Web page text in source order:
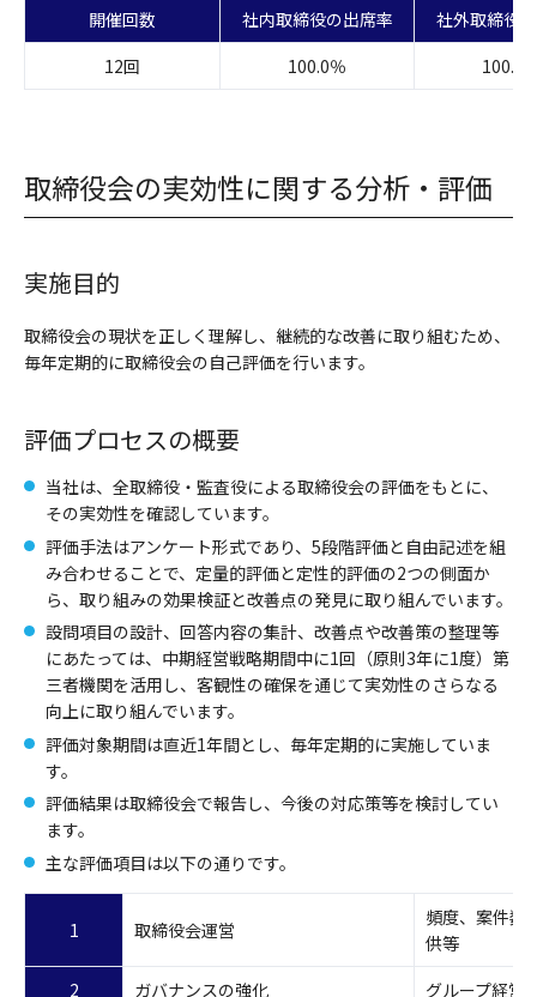
開催回数 社内取締役の出席率
社外取締役
12回
100.0％ 100.0
取締役会の実効性に関する分析・評価
実施目的
取締役会の現状を正しく理解し、継続的な改善に取り組むため、
毎年定期的に取締役会の自己評価を行います。
評価プロセスの概要
当社は、全取締役・監査役による取締役会の評価をもとに、
その実効性を確認しています。
評価手法はアンケート形式であり、5段階評価と自由記述を組
み合わせることで、定量的評価と定性的評価の2つの側面か
ら、取り組みの効果検証と改善点の発見に取り組んでいます。
設問項目の設計、回答内容の集計、改善点や改善策の整理等
にあたっては、中期経営戦略期間中に1回（原則3年に1度）第
三者機関を活用し、客観性の確保を通じて実効性のさらなる
向上に取り組んでいます。
評価対象期間は直近1年間とし、毎年定期的に実施していま
す。
評価結果は取締役会で報告し、今後の対応策等を検討してい
ます。
主な評価項目は以下の通りです。
1 取締役会運営
頻度、案件数
供等
2
ガバナンスの強化
グループ経営